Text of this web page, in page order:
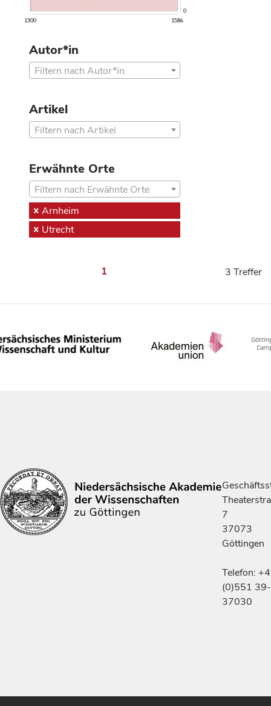
1300 1586
0
Autor*in
Filtern nach Autor*in
Artikel
Filtern nach Artikel
Erwähnte Orte
Filtern nach Erwähnte Orte
Arnheim
Utrecht
1 3 Treffer
7
37073
Göttingen
Telefon:
(0)551 39-
37030